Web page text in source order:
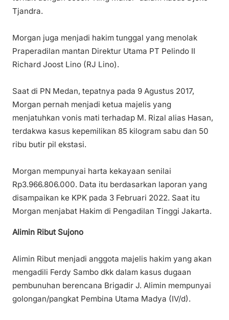
Tjandra.
Morgan juga menjadi hakim tunggal yang menolak
Praperadilan mantan Direktur Utama PT Pelindo II
Richard Joost Lino (RJ Lino).
Saat di PN Medan, tepatnya pada 9 Agustus 2017,
Morgan pernah menjadi ketua majelis yang
menjatuhkan vonis mati terhadap M. Rizal alias Hasan,
terdakwa kasus kepemilikan 85 kilogram sabu dan 50
ribu butir pil ekstasi.
Morgan mempunyai harta kekayaan senilai
Rp3.966.806.000. Data itu berdasarkan laporan yang
disampaikan ke KPK pada 3 Februari 2022. Saat itu
Morgan menjabat Hakim di Pengadilan Tinggi Jakarta.
Alimin Ribut Sujono
Alimin Ribut menjadi anggota majelis hakim yang akan
mengadili Ferdy Sambo dkk dalam kasus dugaan
pembunuhan berencana Brigadir J. Alimin mempunyai
golongan/pangkat Pembina Utama Madya (IV/d).